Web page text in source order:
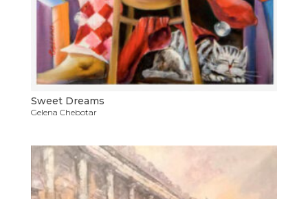
Sweet Dreams
Gelena Chebotar